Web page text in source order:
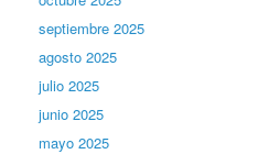
septiembre 2025
agosto 2025
julio 2025
junio 2025
mayo 2025